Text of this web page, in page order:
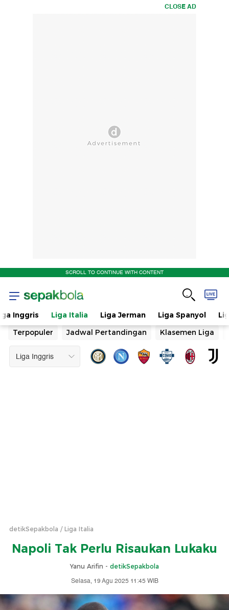
CLOSE AD
SCROLL TO CONTINUE WITH CONTENT
Inggris Liga Italia Liga Jerman Liga Spanyol
Terpopuler
Jadwal Pertandingan Klasemen Liga
detikSepakbola Liga Italia
Napoli Tak Perlu Risaukan Lukaku
Yanu Arifin - detikSepakbola
Selasa, 19 Agu 2025 11:45 WIB